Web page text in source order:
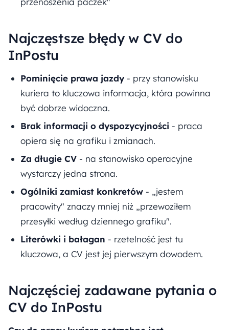
Najczęstsze błędy w CV do
InPostu
Pominięcie prawa jazdy - przy stanowisku
kuriera to kluczowa informacja, która powinna
być dobrze widoczna.
Brak informacji o dyspozycyjności - praca
opiera się na grafiku i zmianach.
Za długie CV - na stanowisko operacyjne
wystarczy jedna strona.
Ogólniki zamiast konkretów - „jestem
pracowity" znaczy mniej niż „przewoziłem
przesyłki według dziennego grafiku".
Literówki i bałagan - rzetelność jest tu
kluczowa, a CV jest jej pierwszym dowodem.
Najczęściej zadawane pytania o
CV do InPostu